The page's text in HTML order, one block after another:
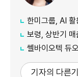
한미그룹, AI
보령, 상반기 매출
쎌바이오텍 듀
기자의 다른